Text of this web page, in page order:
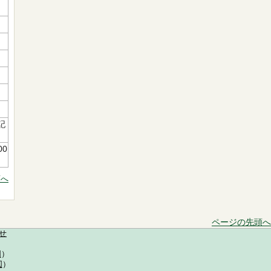
ページの先頭へ
）
）